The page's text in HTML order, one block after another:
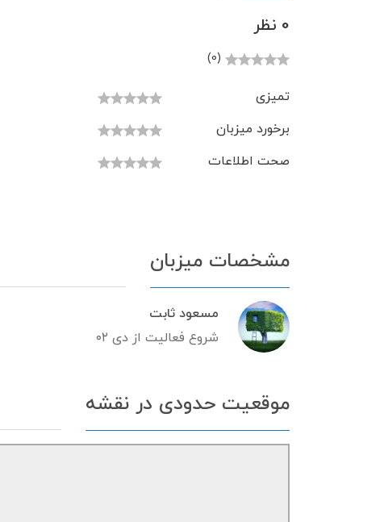
0 نظر
(0)
تمیزی
برخورد میزبان
صحت اطلاعات
مشخصات میزبان
مسعود ثابت
شروع فعالیت از دی ۰۲
موقعیت حدودی در نقشه